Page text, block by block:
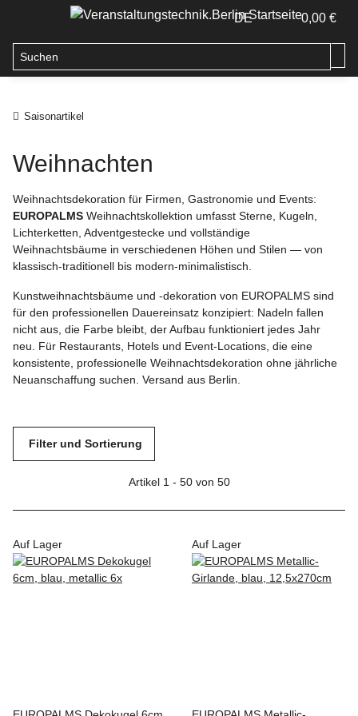
DE 0,00 €
Saisonartikel
Weihnachten
Weihnachtsdekoration für Firmen, Gastronomie und Events:
EUROPALMS Weihnachtskollektion umfasst Sterne, Kugeln,
Lichterketten, Adventgestecke und vollständige
Weihnachtsbäume in verschiedenen Höhen und Stilen — von
klassisch-traditionell bis modern-minimalistisch.
Kunstweihnachtsbäume und -dekoration von EUROPALMS sind
für den professionellen Dauereinsatz konzipiert: Nadeln fallen
nicht aus, die Farbe bleibt, der Aufbau funktioniert jedes Jahr
neu. Für Restaurants, Hotels und Event-Locations, die eine
konsistente, professionelle Weihnachtsdekoration ohne jährliche
Neuanschaffung suchen. Versand aus Berlin.
Filter und Sortierung
Artikel 1 - 50 von 50
Auf Lager Auf Lager